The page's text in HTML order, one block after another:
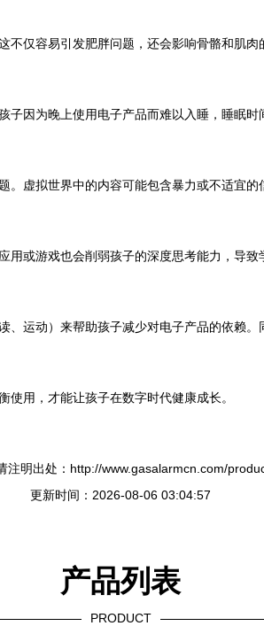
仅容易引发肥胖问题，还会影响骨骼和肌肉
因为晚上使用电子产品而难以入睡，睡眠时
虚拟世界中的内容可能包含暴力或不适宜
或游戏也会削弱孩子的深度思考能力，导致
运动）来帮助孩子减少对电子产品的依赖
用，才能让孩子在数字时代健康成长。
注明出处：http://www.gasalarmcn.com/
更新时间：2026-08-06 03:04:57
产品列表
PRODUCT